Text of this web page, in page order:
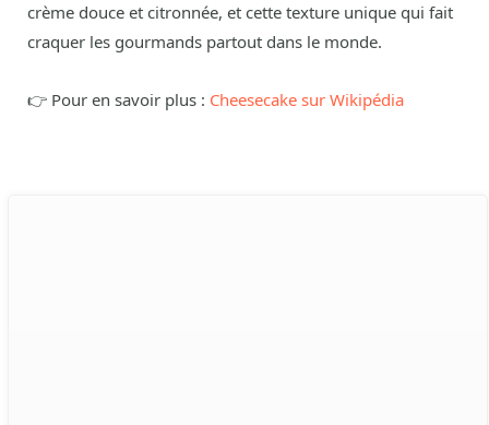
crème douce et citronnée, et cette texture unique qui fait
craquer les gourmands partout dans le monde.
👉 Pour en savoir plus : Cheesecake sur Wikipédia